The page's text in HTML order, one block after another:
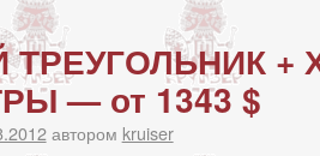
ТРЕУГОЛЬНИК +
— от 1343 $
автором kruiser